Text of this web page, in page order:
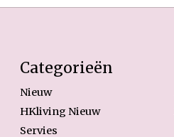
Categorieën
Nieuw
HKliving Nieuw
Servies